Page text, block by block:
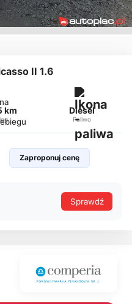
II 1.6
km Diesel
Paliwo
Zaproponuj cenę
Sprawdź